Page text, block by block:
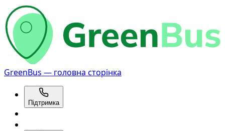
GreenBus — головна сторінка
Підтримка